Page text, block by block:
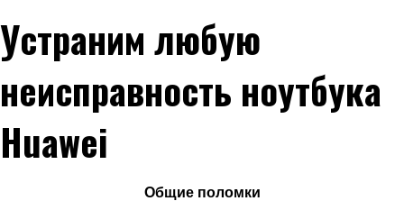
Устраним любую
неисправность ноутбука
Huawei
Общие поломки